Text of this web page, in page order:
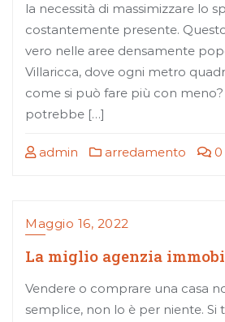
la necessità di massimizzare lo
costantemente presente.
vero nelle aree densamente
Villaricca, dove ogni metro
come si può fare più con meno?
potrebbe […]
admin arredamento 0
Maggio 16, 2022
La miglio agenzia
Vendere o comprare una casa
semplice, non lo è per niente. Si